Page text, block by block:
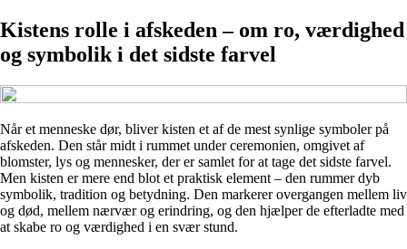
Kistens rolle i afskeden – om ro, værdighed
og symbolik i det sidste farvel
Når et menneske dør, bliver kisten et af de mest synlige symboler på
afskeden. Den står midt i rummet under ceremonien, omgivet af
blomster, lys og mennesker, der er samlet for at tage det sidste farvel.
Men kisten er mere end blot et praktisk element – den rummer dyb
symbolik, tradition og betydning. Den markerer overgangen mellem liv
og død, mellem nærvær og erindring, og den hjælper de efterladte med
at skabe ro og værdighed i en svær stund.